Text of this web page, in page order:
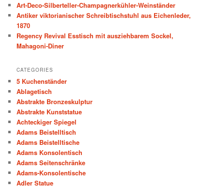
h
Art-Deco-Silberteller-Champagnerkühler-Weinständer
Antiker viktorianischer Schreibtischstuhl aus Eichenleder,
1870
Regency Revival Esstisch mit ausziehbarem Sockel,
Mahagoni-Diner
CATEGORIES
5 Kuchenständer
Ablagetisch
Abstrakte Bronzeskulptur
Abstrakte Kunststatue
Achteckiger Spiegel
Adams Beistelltisch
Adams Beistelltische
Adams Konsolentisch
Adams Seitenschränke
Adams-Konsolentische
Adler Statue